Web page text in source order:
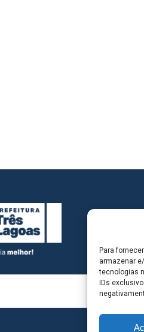
Para
armazenar
tecnologias
IDs